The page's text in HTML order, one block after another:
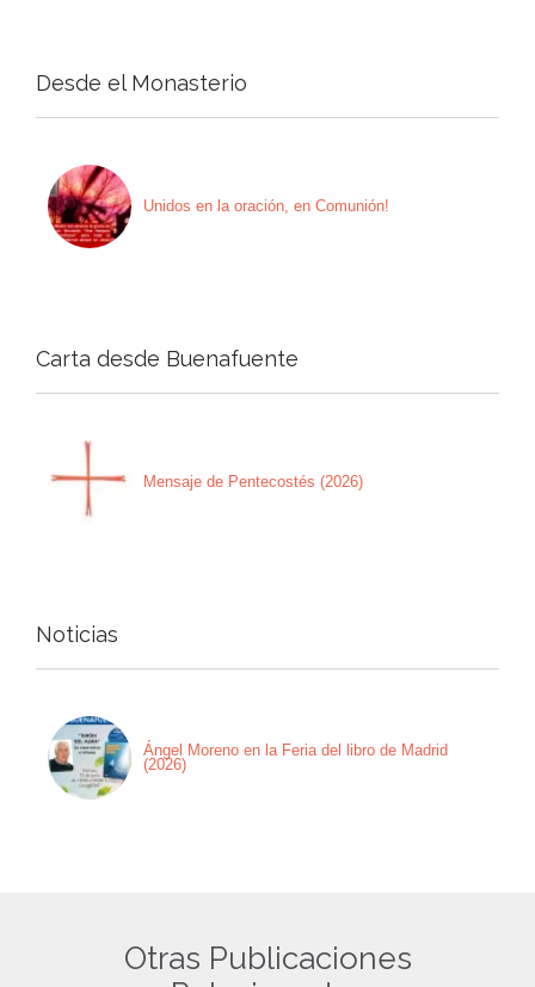
Desde el Monasterio
Unidos en la oración, en Comunión!
Carta desde Buenafuente
Mensaje de Pentecostés (2026)
Noticias
Ángel Moreno en la Feria del libro de Madrid
(2026)
Otras Publicaciones